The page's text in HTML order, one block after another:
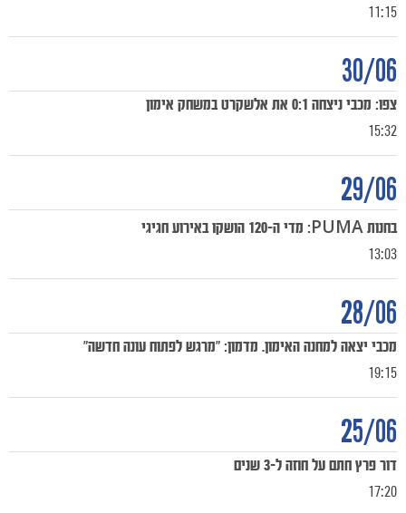
כרטיסים
11:15
30/06
15:32
צפו: מכבי ניצחה 0:1 את אלשקרט במשחק אימון
29/06
13:03
בחנות PUMA: מדי ה-120 הושקו באירוע חגיגי
28/06
19:15
מכבי יצאה למחנה האימון. מדמון: "מרגש לפתוח עונה חדשה"
25/06
17:20
דור פרץ חתם על חוזה ל-3 שנים